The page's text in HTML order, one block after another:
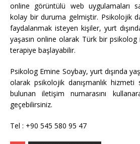
online görüntülü web uygulamaları
kolay bir duruma gelmiştir. Psikolojik
faydalanmak isteyen kişiler, yurt
yaşasın online olarak Türk bir
terapiye başlayabilir.
Psikolog Emine Soybay, yurt dışında
olarak psikolojik danışmanlık hizmeti
bulunan iletişim numarasını
geçebilirsiniz.
Tel : +90 545 580 95 47